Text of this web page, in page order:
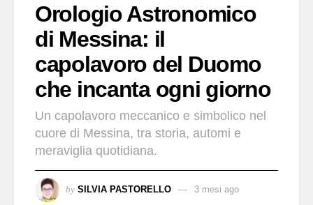
Orologio Astronomico
di Messina: il
capolavoro del Duomo
che incanta ogni giorno
Un capolavoro meccanico e simbolico nel
cuore di Messina, tra storia, automi e
meraviglia quotidiana.
by SILVIA PASTORELLO 3 mesi ago